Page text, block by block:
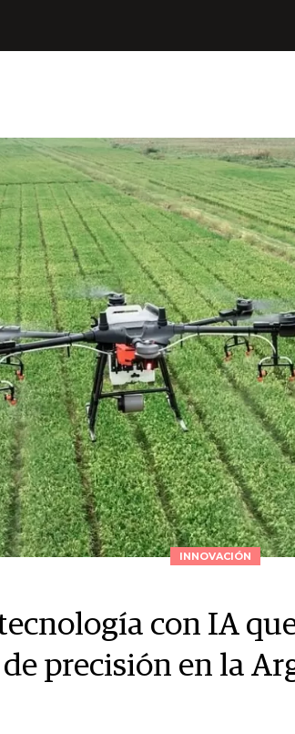
INNOVACIÓN
con IA
precisión en la